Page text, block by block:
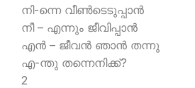
നി-ന്നെ വീണ്‍ടെടുപ്പാന്‍
നീ – എന്നും ജീവിപ്പാന്‍
എന്‍ – ജീവന്‍ ഞാന്‍ തന്നു
എ-ന്തു തന്നെനിക്ക്?
2